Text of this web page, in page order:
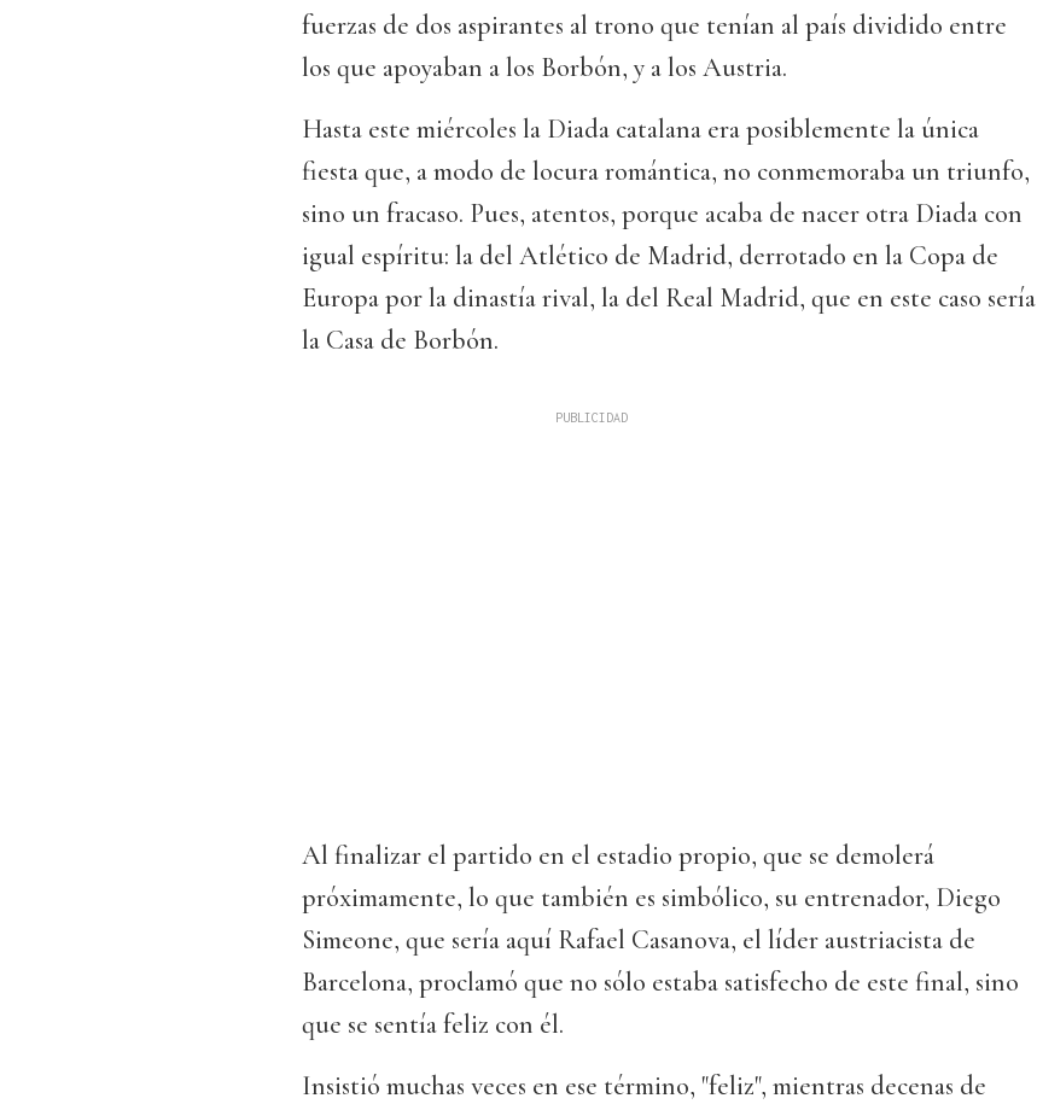
fuerzas de dos aspirantes al trono que tenían al país dividido entre
los que apoyaban a los Borbón, y a los Austria.
Hasta este miércoles la Diada catalana era posiblemente la única
fiesta que, a modo de locura romántica, no conmemoraba un triunfo,
sino un fracaso. Pues, atentos, porque acaba de nacer otra Diada con
igual espíritu: la del Atlético de Madrid, derrotado en la Copa de
Europa por la dinastía rival, la del Real Madrid, que en este caso sería
la Casa de Borbón.
Al finalizar el partido en el estadio propio, que se demolerá
próximamente, lo que también es simbólico, su entrenador, Diego
Simeone, que sería aquí Rafael Casanova, el líder austriacista de
Barcelona, proclamó que no sólo estaba satisfecho de este final, sino
que se sentía feliz con él.
Insistió muchas veces en ese término, "feliz", mientras decenas de